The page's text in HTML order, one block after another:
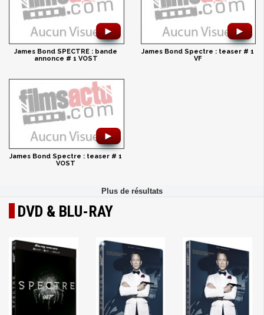
►
James Bond SPECTRE : bande
annonce # 1 VOST
►
James Bond Spectre : teaser # 1
VF
►
James Bond Spectre : teaser # 1
VOST
DVD & BLU-RAY